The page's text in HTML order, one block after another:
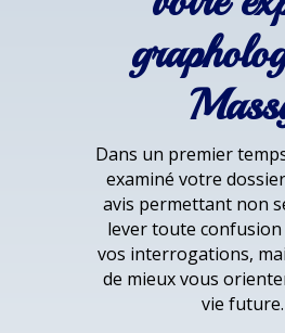
Dans un premier
examiné votre
avis permettant non
lever toute
vos interrogations,
de mieux vous
vie future.